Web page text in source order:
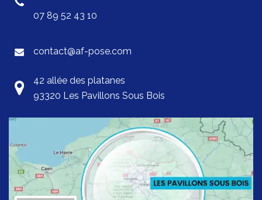
07 89 52 43 10
contact@af-pose.com
42 allée des platanes
93320 Les Pavillons Sous Bois